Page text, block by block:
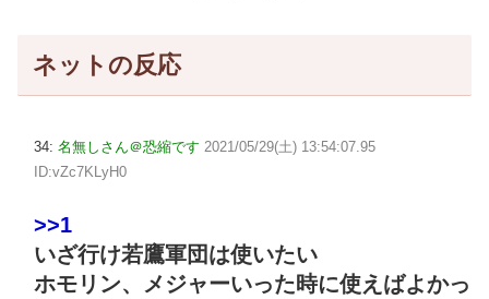
ネットの反応
34: 名無しさん＠恐縮です 2021/05/29(土) 13:54:07.95
ID:vZc7KLyH0
>>1
いざ行け若鷹軍団は使いたい
ホモリン、メジャーいった時に使えばよかっ